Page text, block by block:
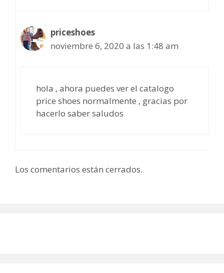
priceshoes
noviembre 6, 2020 a las 1:48 am
hola , ahora puedes ver el catalogo
price shoes normalmente , gracias por
hacerlo saber saludos
Los comentarios están cerrados.